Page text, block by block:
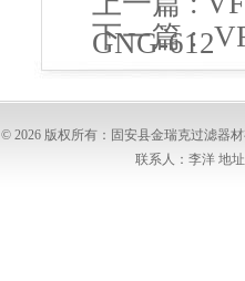
GNG-612
下一篇 :
612
© 2026 版权所有：固安县金瑞克过滤器
联系人：李洋 地